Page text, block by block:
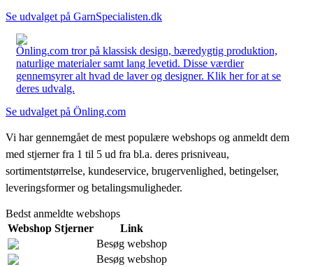
Se udvalget på GarnSpecialisten.dk
Önling.com tror på klassisk design, bæredygtig produktion,
naturlige materialer samt lang levetid. Disse værdier
gennemsyrer alt hvad de laver og designer. Klik her for at se
deres udvalg.
Se udvalget på Önling.com
Vi har gennemgået de mest populære webshops og anmeldt dem
med stjerner fra 1 til 5 ud fra bl.a. deres prisniveau,
sortimentstørrelse, kundeservice, brugervenlighed, betingelser,
leveringsformer og betalingsmuligheder.
Bedst anmeldte webshops
Webshop Stjerner
Link
Besøg webshop
Besøg webshop